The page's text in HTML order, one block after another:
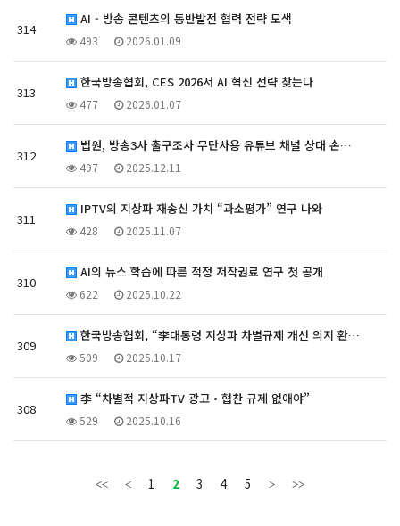
314
AI - 방송 콘텐츠의 동반발전 협력 전략 모색
493 2026.01.09
313
한국방송협회, CES 2026서 AI 혁신 전략 찾는다
477 2026.01.07
312
법원, 방송3사 출구조사 무단사용 유튜브 채널 상대 손…
497 2025.12.11
311
IPTV의 지상파 재송신 가치 “과소평가” 연구 나와
428 2025.11.07
310
AI의 뉴스 학습에 따른 적정 저작권료 연구 첫 공개
622 2025.10.22
309
한국방송협회, “李대통령 지상파 차별규제 개선 의지 환…
509 2025.10.17
308
李 “차별적 지상파TV 광고・협찬 규제 없애야”
529 2025.10.16
1 2 3 4 5